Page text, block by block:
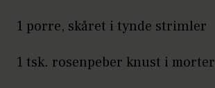
1 porre, skåret i tynde strimler
1 tsk. rosenpeber knust i morter